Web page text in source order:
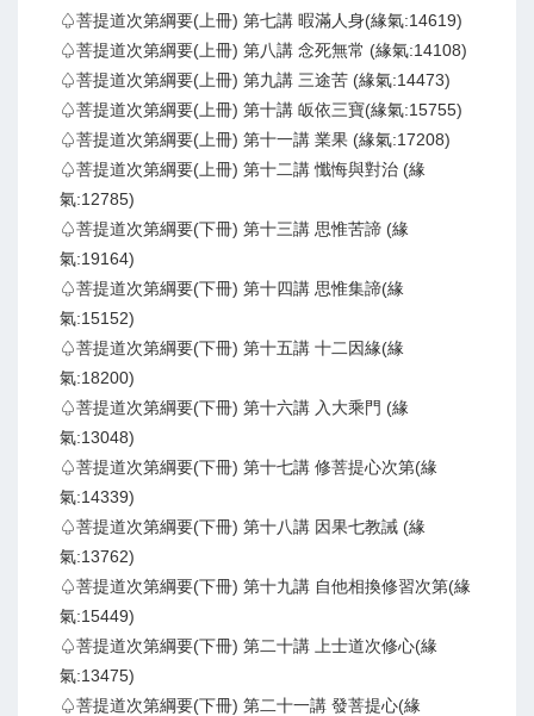
♤菩提道次第綱要(上冊) 第七講 暇滿人身(緣氣:14619)
♤菩提道次第綱要(上冊) 第八講 念死無常 (緣氣:14108)
♤菩提道次第綱要(上冊) 第九講 三途苦 (緣氣:14473)
♤菩提道次第綱要(上冊) 第十講 皈依三寶(緣氣:15755)
♤菩提道次第綱要(上冊) 第十一講 業果 (緣氣:17208)
♤菩提道次第綱要(上冊) 第十二講 懺悔與對治 (緣
氣:12785)
♤菩提道次第綱要(下冊) 第十三講 思惟苦諦 (緣
氣:19164)
♤菩提道次第綱要(下冊) 第十四講 思惟集諦(緣
氣:15152)
♤菩提道次第綱要(下冊) 第十五講 十二因緣(緣
氣:18200)
♤菩提道次第綱要(下冊) 第十六講 入大乘門 (緣
氣:13048)
♤菩提道次第綱要(下冊) 第十七講 修菩提心次第(緣
氣:14339)
♤菩提道次第綱要(下冊) 第十八講 因果七教誡 (緣
氣:13762)
♤菩提道次第綱要(下冊) 第十九講 自他相換修習次第(緣
氣:15449)
♤菩提道次第綱要(下冊) 第二十講 上士道次修心(緣
氣:13475)
♤菩提道次第綱要(下冊) 第二十一講 發菩提心(緣